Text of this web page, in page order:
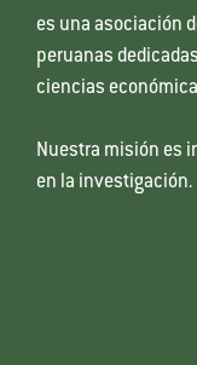
es una asociación
peruanas
ciencias
Nuestra misión es
en la investigación.